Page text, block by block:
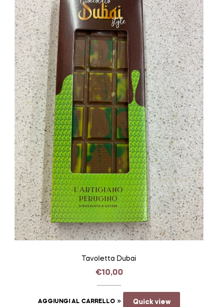
Tavoletta Dubai
€10,00
AGGIUNGI AL CARRELLO Quick view